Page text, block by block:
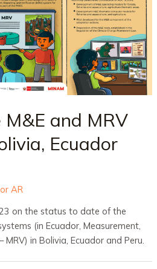
and MRV
Ecuador
AR
on the status to date of the
(in Ecuador, Measurement,
in Bolivia, Ecuador and Peru.